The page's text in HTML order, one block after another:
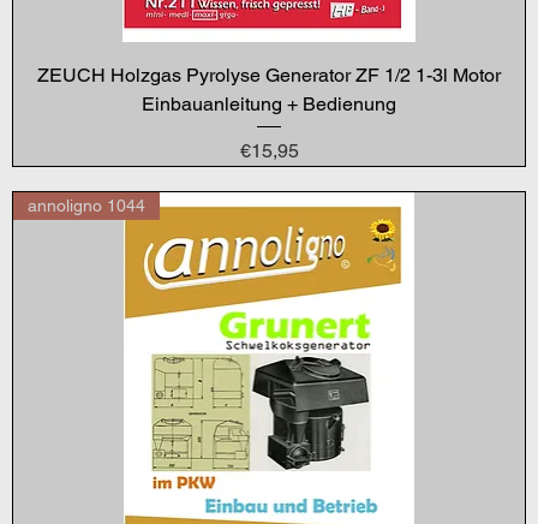
ZEUCH Holzgas Pyrolyse Generator ZF 1/2 1-3l Motor
Einbauanleitung + Bedienung
Price
€15,95
annoligno 1044